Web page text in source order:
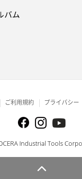
バム
ご利用規約 プライバシー
Industrial Tools